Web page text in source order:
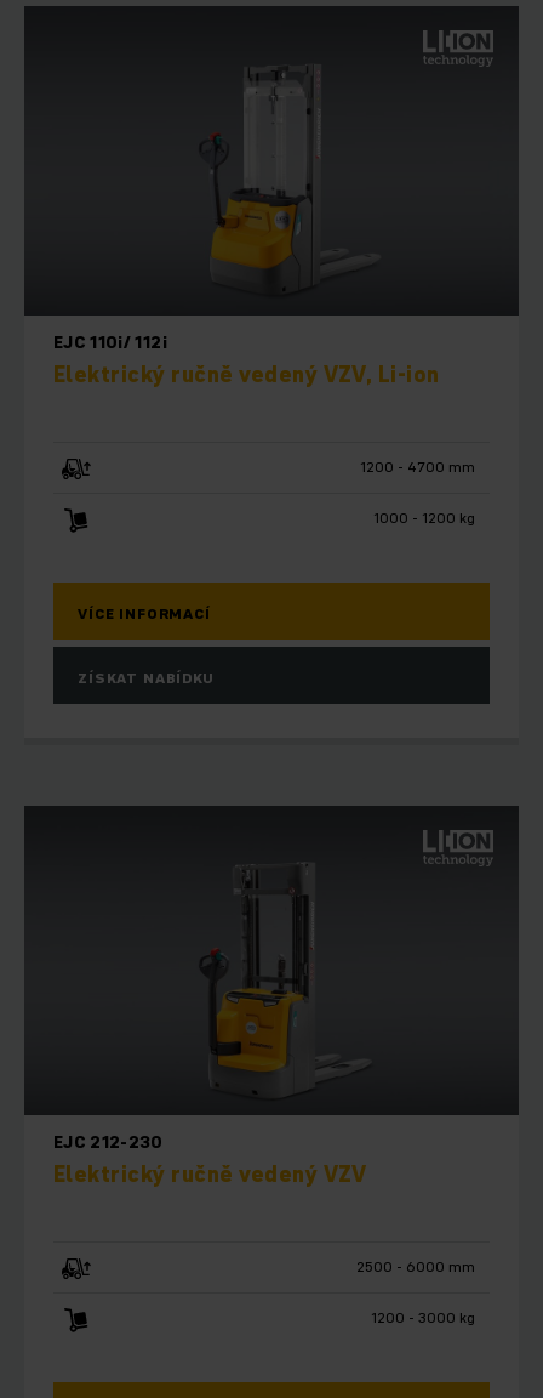
EJC 110i/ 112i
Elektrický ručně vedený VZV, Li-ion
1200 - 4700 mm
1000 - 1200 kg
VÍCE INFORMACÍ
ZÍSKAT NABÍDKU
EJC 212-230
Elektrický ručně vedený VZV
2500 - 6000 mm
1200 - 3000 kg